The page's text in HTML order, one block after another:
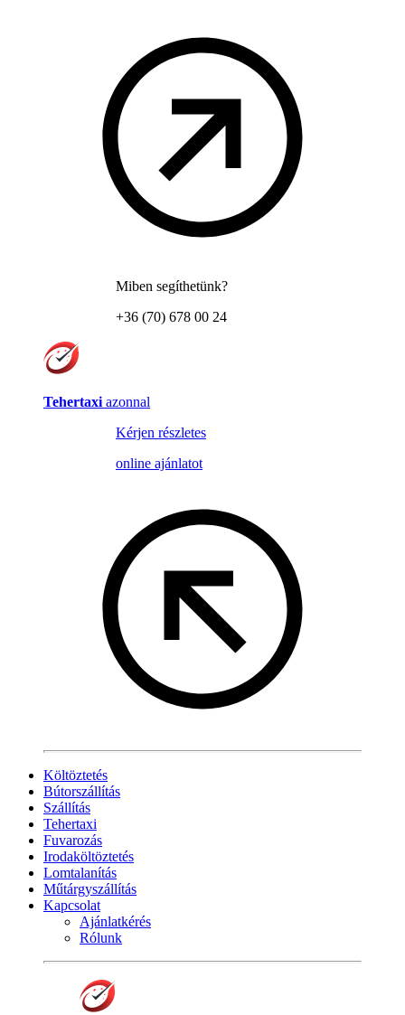
Miben segíthetünk?
+36 (70) 678 00 24
Tehertaxi azonnal
Kérjen részletes
online ajánlatot
Költöztetés
Bútorszállítás
Szállítás
Tehertaxi
Fuvarozás
Irodaköltöztetés
Lomtalanítás
Műtárgyszállítás
Kapcsolat
Ajánlatkérés
Rólunk